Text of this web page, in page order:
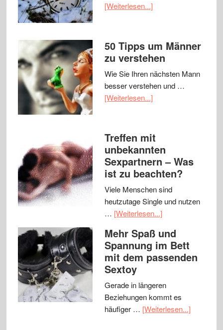
[Weiterlesen...]
50 Tipps um Männer
zu verstehen
Wie Sie Ihren nächsten Mann
besser verstehen und …
[Weiterlesen...]
Treffen mit
unbekannten
Sexpartnern – Was
ist zu beachten?
Viele Menschen sind
heutzutage Single und nutzen
… [Weiterlesen...]
Mehr Spaß und
Spannung im Bett
mit dem passenden
Sextoy
Gerade in längeren
Beziehungen kommt es
häufiger … [Weiterlesen...]